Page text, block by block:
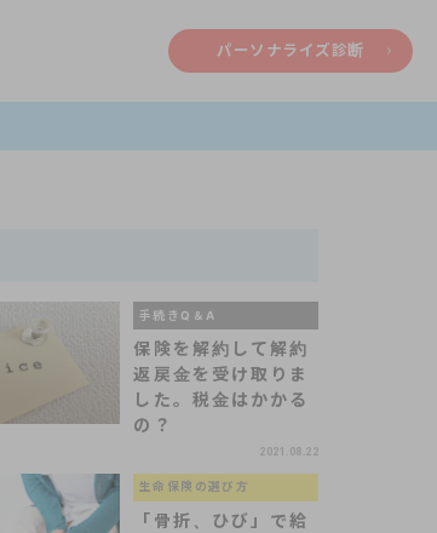
パーソナライズ診断
手続きQ＆A
保険を解約して解約
返戻金を受け取りま
した。税金はかかる
の？
2021.08.22
生命保険の選び方
「骨折、ひび」で給